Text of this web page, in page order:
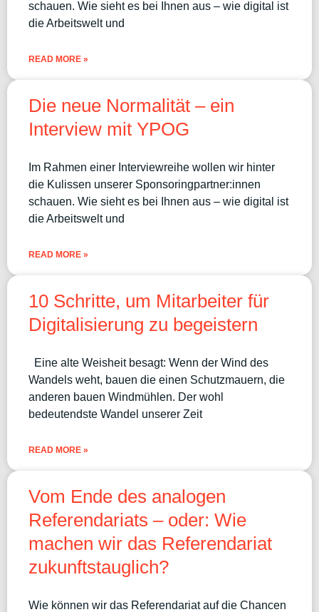
schauen. Wie sieht es bei Ihnen aus – wie digital ist
die Arbeitswelt und
READ MORE »
Die neue Normalität – ein
Interview mit YPOG
Im Rahmen einer Interviewreihe wollen wir hinter
die Kulissen unserer Sponsoringpartner:innen
schauen. Wie sieht es bei Ihnen aus – wie digital ist
die Arbeitswelt und
READ MORE »
10 Schritte, um Mitarbeiter für
Digitalisierung zu begeistern
Eine alte Weisheit besagt: Wenn der Wind des
Wandels weht, bauen die einen Schutzmauern, die
anderen bauen Windmühlen. Der wohl
bedeutendste Wandel unserer Zeit
READ MORE »
Vom Ende des analogen
Referendariats – oder: Wie
machen wir das Referendariat
zukunftstauglich?
Wie können wir das Referendariat auf die Chancen